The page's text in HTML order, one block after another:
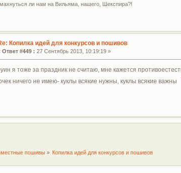
ли нам на Вильяма, нашего, Шекспира?!
Копилка идей для конкурсов и пошивов
Ответ #449 : 27 Сентябрь 2013, 10:19:19 »
я тоже за праздник не считаю, мне кажется
ничего не имею- куклы всякие нужны, куклы всякие важны
пошивы » Копилка идей для конкурсов и пошивов